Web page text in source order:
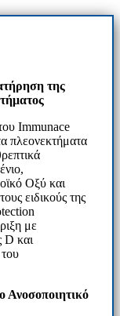
της
Immunace
πλεονεκτήματα
Οξύ και
ειδικούς της
με
D και
Ανοσοποιητικό